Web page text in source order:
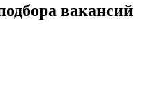
вакансий